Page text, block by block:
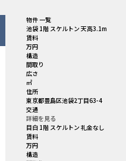
物件 一覧
池袋 1階 スケルトン 天高3.1m
賃料
万円
構造
間取り
広さ
㎡
住所
東京都豊島区池袋2丁目63-4
交通
詳細を見る
目白 1階 スケルトン 礼金なし
賃料
万円
構造